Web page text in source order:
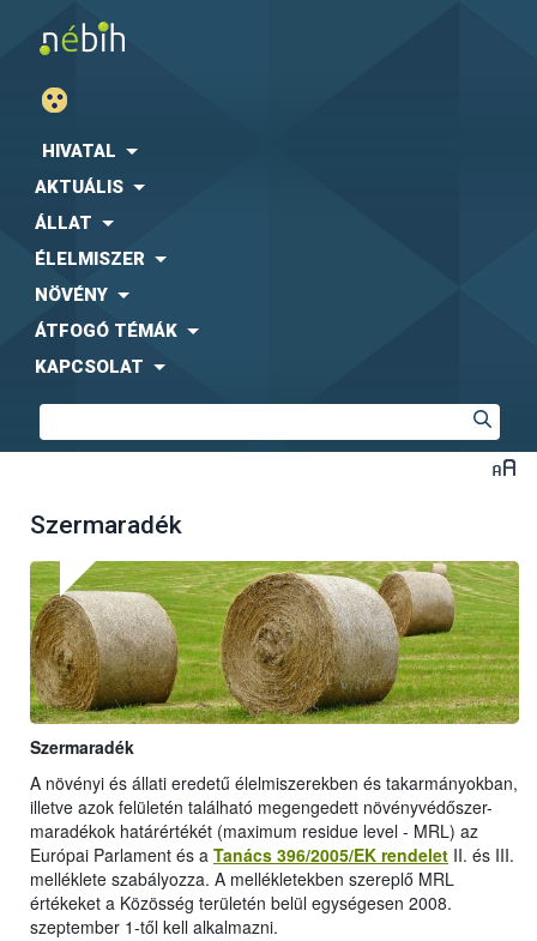
HIVATAL
AKTUÁLIS
ÁLLAT
ÉLELMISZER
NÖVÉNY
ÁTFOGÓ TÉMÁK
KAPCSOLAT
Szermaradék
Szermaradék
A növényi és állati eredetű élelmiszerekben és takarmányokban,
illetve azok felületén található megengedett növényvédőszer-
maradékok határértékét (maximum residue level - MRL) az
Európai Parlament és a Tanács 396/2005/EK rendelet II. és III.
melléklete szabályozza. A mellékletekben szereplő MRL
értékeket a Közösség területén belül egységesen 2008.
szeptember 1-től kell alkalmazni.